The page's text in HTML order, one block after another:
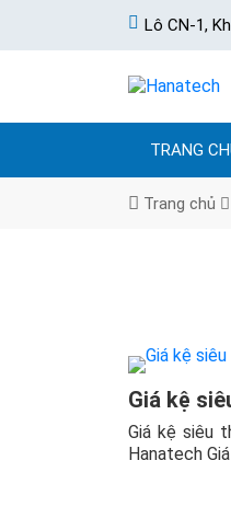
Lô CN-1,
TRANG
Trang chủ
Giá kệ
Giá kệ siêu
Hanatech